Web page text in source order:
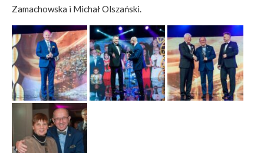
Zamachowska i Michał Olszański.